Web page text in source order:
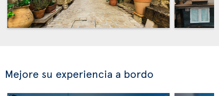
Mejore su experiencia a bordo